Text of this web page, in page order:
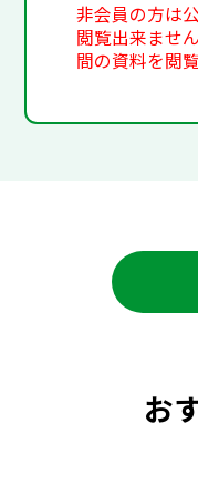
非会員の方は
閲覧出来ませ
間の資料を閲
お